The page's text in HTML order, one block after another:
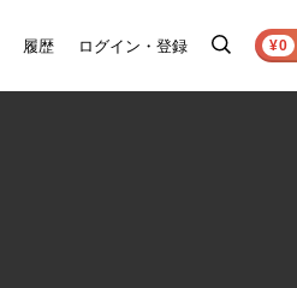
履歴 ログイン・登録
検
¥0